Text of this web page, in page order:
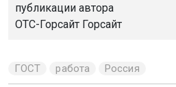
публикации автора
ОТС-Горсайт Горсайт
ГОСТ работа Россия